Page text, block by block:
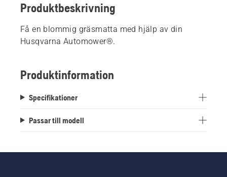
Produktbeskrivning
Få en blommig gräsmatta med hjälp av din
Husqvarna Automower®.
Produktinformation
Specifikationer
Passar till modell